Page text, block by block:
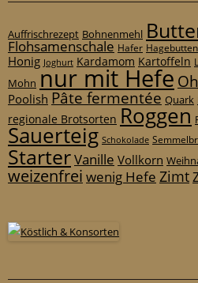
Auffrischrezept Bohnenmehl
Flohsamenschale Hafer Hagebutten
Honig Joghurt Kardamom Kartoffeln
Mohn nur mit Hefe
Poolish Pâte fermentée Quark
regionale Brotsorten Roggen
Sauerteig Schokolade
StarterVanille Vollkorn
weizenfrei wenig Hefe Zimt